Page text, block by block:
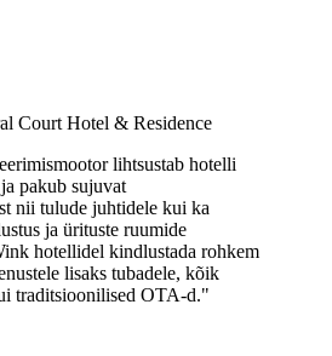
Court Hotel & Residence
lihtsustab hotelli
pakub sujuvat
nii tulude juhtidele kui ka
ja ürituste ruumide
hotellidel kindlustada rohkem
lisaks tubadele, kõik
traditsioonilised OTA-d."